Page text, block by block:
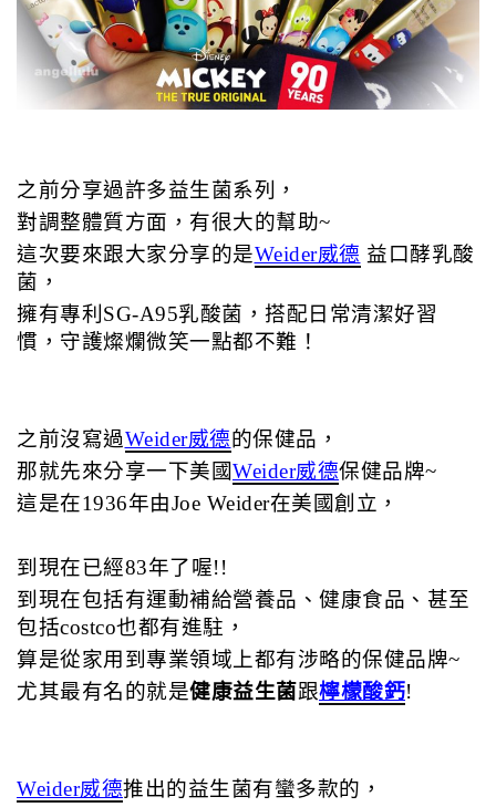
之前分享過許多益生菌系列，
對調整體質方面，有很大的幫助~
這次要來跟大家分享的是Weider威德 益口酵乳酸
菌，
擁有專利SG-A95乳酸菌， 搭配日常清潔好習
慣，守護燦爛微笑一點都不難！
之前沒寫過Weider威德的保健品，
那就先來分享一下美國Weider威德保健品牌~
這是在1936年由Joe Weider在美國創立，
到現在已經83年了喔!!
到現在包括有運動補給營養品、健康食品、甚至
包括costco也都有進駐，
算是從家用到專業領域上都有涉略的保健品牌~
尤其最有名的就是健康益生菌跟檸檬酸鈣!
Weider威德推出的益生菌有蠻多款的，